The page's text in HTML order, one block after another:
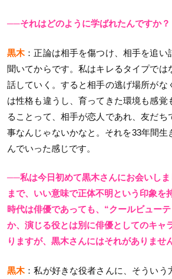
──それはどのように学ばれたんですか？
黒木：正論は相手を傷つけ、相手を追い
聞いてからです。私はキレるタイプでは
話していく。すると相手の逃げ場所がな
は性格も違うし、育ってきた環境も感覚
ることって、相手が恋人であれ、友だち
事なんじゃないかなと。それを33年間生
んでいった感じです。
──私は今日初めて黒木さんにお会いし
まで、いい意味で正体不明という印象を
時代は俳優であっても、“クールビュー
か、演じる役とは別に俳優としてのキャ
りますが、黒木さんにはそれがありません
黒木：私が好きな役者さんに、そういう